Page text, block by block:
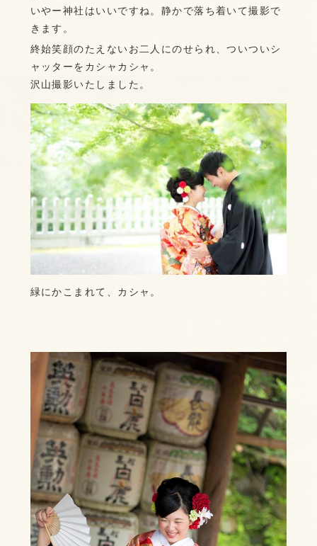
いやー神社はいいですね。静かで落ち着いて撮影で
きます。
終始笑顔のたえないお二人にのせられ、ついついシ
ャッターをカシャカシャ。
沢山撮影いたしました。
緑にかこまれて、カシャ。